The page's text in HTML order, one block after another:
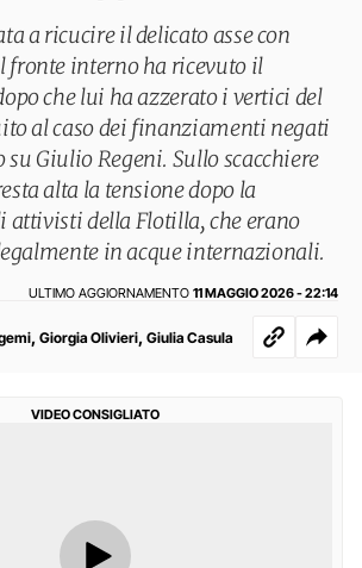
a ricucire il delicato asse con
fronte interno ha ricevuto il
che lui ha azzerato i vertici del
al caso dei finanziamenti negati
Giulio Regeni. Sullo scacchiere
alta la tensione dopo la
attivisti della Flotilla, che erano
in acque internazionali.
ULTIMO AGGIORNAMENTO 11 MAGGIO 2026 - 22:14
, Giorgia Olivieri, Giulia Casula
VIDEO CONSIGLIATO